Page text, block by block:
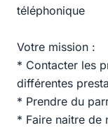
téléphonique
Votre mission :
* Contacter les
différentes
* Prendre du
* Faire naitre de